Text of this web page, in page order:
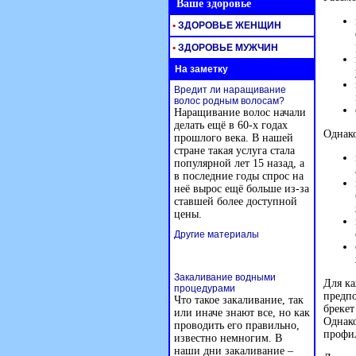
Для
Ваше здоровье
• ЗДОРОВЬЕ ЖЕНЩИН
• ЗДОРОВЬЕ МУЖЧИН
На заметку
Вредит ли наращивание
волос родным волосам?
Наращивание волос начали
делать ещё в 60-х годах
прошлого века. В нашей
стране такая услуга стала
популярной лет 15 назад, а
в последние годы спрос на
неё вырос ещё больше из-за
ставшей более доступной
цены.
Другие материалы
Закаливание водными
процедурами
Что такое закаливание, так
или иначе знают все, но как
проводить его правильно,
известно немногим. В
наши дни закаливание –